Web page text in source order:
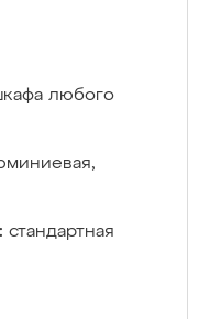
любого
стандартная